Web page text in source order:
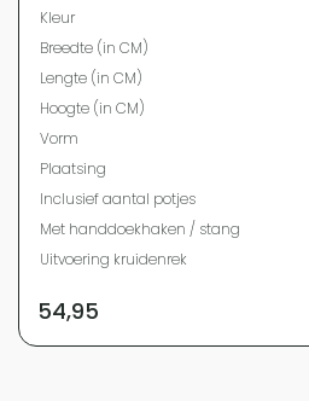
Kleur
Breedte (in CM)
Lengte (in CM)
Hoogte (in CM)
Vorm
Plaatsing
Inclusief aantal potjes
Met handdoekhaken / stang
Uitvoering kruidenrek
54,95